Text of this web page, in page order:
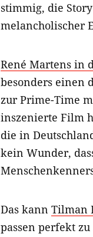
stimmig, die
melancholischer
René Martens in
besonders einen
zur Prime-Time
inszenierte Film
die in
kein Wunder,
Das kann Tilman
passen perfekt